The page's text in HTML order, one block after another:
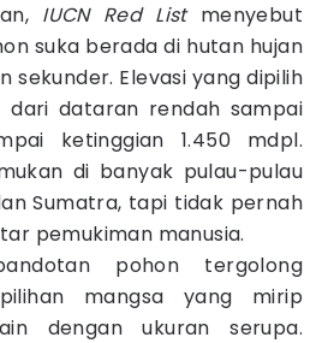
IUCN Red List menyebut
suka berada di hutan hujan
sekunder. Elevasi yang dipilih
dari dataran rendah sampai
ketinggian 1.450 mdpl.
di banyak pulau-pulau
Sumatra, tapi tidak pernah
pemukiman manusia.
pohon tergolong
mangsa yang mirip
dengan ukuran serupa.